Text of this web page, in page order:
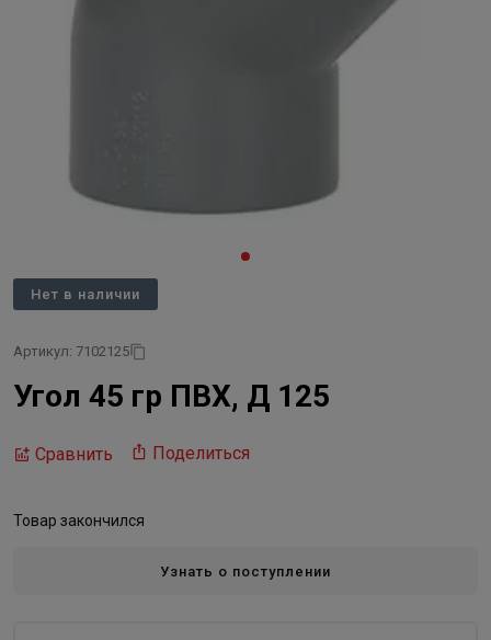
Нет в наличии
Артикул: 7102125
Угол 45 гр ПВХ, Д 125
Сравнить Поделиться
Товар закончился
Узнать о поступлении